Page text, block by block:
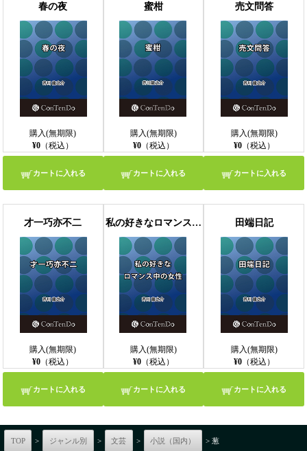
【モバイルビューア】
春の夜
購入(無期限)
¥0 （税込）
カートに入れる
蜜柑
購入(無期限)
¥0（税込）
カートに入れる
売文問答
購入(無期限)
¥0（税込）
カートに入れる
才一巧亦不二
購入(無期限)
¥0 （税込）
カートに入れる
私の好きなロマンス中の女性
購入(無期限)
¥0（税込）
カートに入れる
田端日記
購入(無期限)
¥0（税込）
カートに入れる
TOP > ジャンル別 > 文芸 > 小説（国内） > 葱